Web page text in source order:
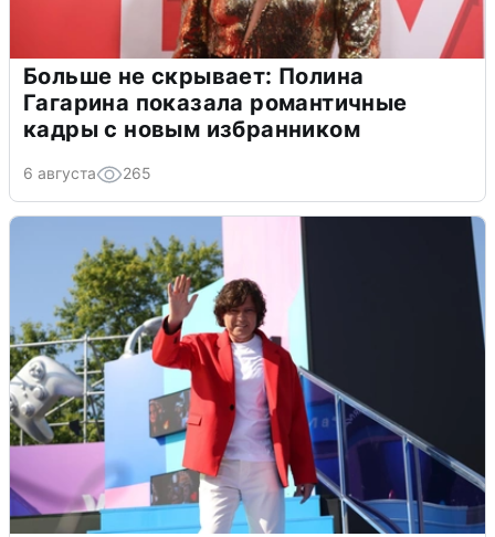
Больше не скрывает: Полина
Гагарина показала романтичные
кадры с новым избранником
6 августа 265